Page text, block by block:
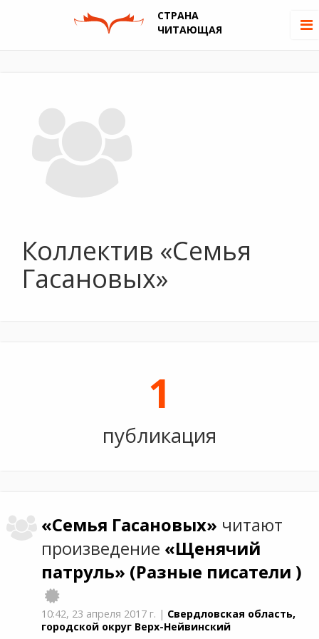
СТРАНА
ЧИТАЮЩАЯ
Коллектив «Семья
Гасановых»
1
публикация
«Семья Гасановых» читают
произведение «Щенячий
патруль» (Разные писатели )
10:42, 23 апреля 2017 г. | Свердловская область,
городской округ Верх-Нейвинский